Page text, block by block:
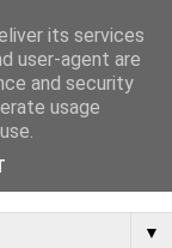
▼
its services
user-agent are
and security
usage